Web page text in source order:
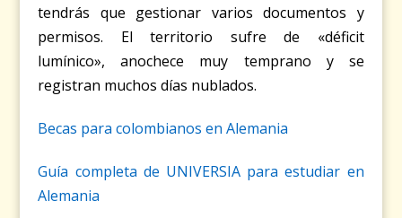
tendrás que gestionar varios documentos y
permisos. El territorio sufre de «déficit
lumínico», anochece muy temprano y se
registran muchos días nublados.
Becas para colombianos en Alemania
Guía completa de UNIVERSIA para estudiar en
Alemania